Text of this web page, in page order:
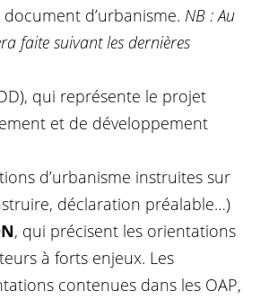
d’urbanisme. NB : Au
faite suivant les dernières
qui représente le projet
et de développement
d’urbanisme instruites sur
déclaration préalable…)
, qui précisent les orientations
à forts enjeux. Les
contenues dans les OAP,